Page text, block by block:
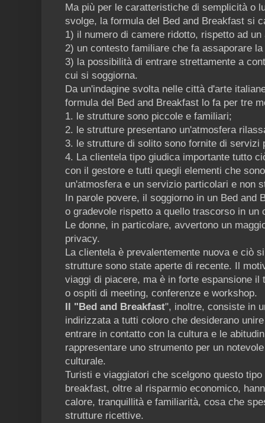
Ma più per le caratteristiche di semplicità o
svolge, la formula del Bed and Breakfast si
1) il numero di camere ridotto, rispetto ad un
2) un contesto familiare che fa assaporare
3) la possibilità di entrare strettamente a
cui si soggiorna.
Da un'indagine svolta nelle città d'arte
formula del Bed and Breakfast lo fa per tre
1. le strutture sono piccole e familiari;
2. le strutture presentano un'atmosfera
3. le strutture di solito sono fornite di servizi
4. La clientela tipo giudica importante tutto
con il gestore e tutti quegli elementi che
un'atmosfera e un servizio particolari e non
In parole povere, il soggiorno in un Bed and
o gradevole rispetto a quello trascorso in un
Le donne, in particolare, avvertono un
privacy.
La clientela è prevalentemente nuova e ciò
strutture sono state aperte di recente. Il
viaggi di piacere, ma è in forte espansione il
o ospiti di meeting, conferenze e workshop.
Il "Bed and Breakfast", inoltre, consiste in
indirizzata a tutti coloro che desiderano
entrare in contatto con la cultura e le
rappresentare uno strumento per un
culturale.
Turisti e viaggiatori che scelgono questo
breakfast, oltre al risparmio economico,
calore, tranquillità e familiarità, cosa che
strutture ricettive.